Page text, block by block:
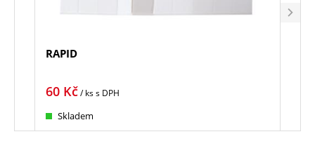
RAPID
60 Kč/ kss DPH
Skladem